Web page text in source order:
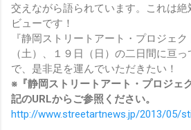
交えながら語られています。これは絶
ビューです！
『静岡ストリートアート・プロジェ
（土）、１９日（日）の二日間に亘
で、是非足を運んでいただきたい！
※『静岡ストリートアート・プロジェ
記のURLからご参照ください。
http://www.streetartnews.jp/2013/05/